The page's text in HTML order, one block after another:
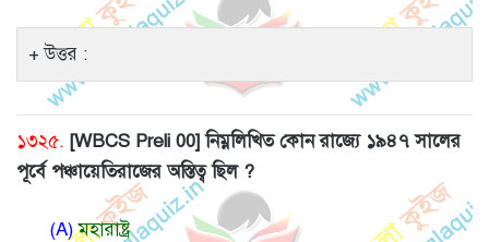
উত্তর :
১৩২৫. [WBCS Preli 00] নিম্নলিখিত কোন রাজ্যে ১৯৪৭ সালের
পূর্বে পঞ্চায়েতিরাজের অস্তিত্ব ছিল ?
(A)মহারাষ্ট্র